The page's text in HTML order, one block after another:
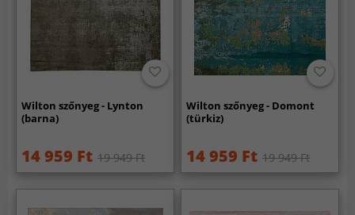
Wilton szőnyeg - Lynton
(barna)
14 959 Ft 19 949 Ft
Wilton szőnyeg - Domont
(türkiz)
14 959 Ft 19 949 Ft